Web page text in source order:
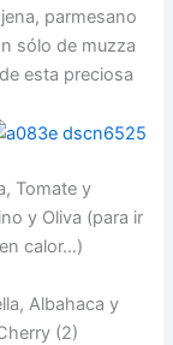
parmesano
sólo de muzza
esta preciosa
Tomate y
y Oliva (para ir
calor…)
Albahaca y
(2)